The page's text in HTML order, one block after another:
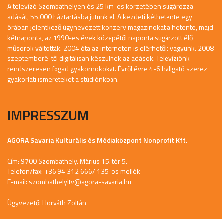
A televízó Szombathelyen és 25 km-es körzetében sugározza
adását, 55.000 háztartásba jutunk el. A kezdeti kéthetente egy
órában jelentkező úgynevezett konzerv magazinokat a hetente, majd
kétnaponta, az 1990-es évek közepétől naponta sugárzott élő
műsorok váltották. 2004 óta az interneten is elérhetők vagyunk. 2008
szeptemberé-től digitálisan készülnek az adások. Televíziónk
rendszeresen fogad gyakornokokat. Évről évre 4-6 hallgató szerez
gyakorlati ismereteket a stúdiónkban.
IMPRESSZUM
AGORA Savaria Kulturális és Médiaközpont Nonprofit Kft.
Cím: 9700 Szombathely, Márius 15. tér 5.
Telefon/fax: +36 94 312 666/ 135-ös mellék
E-mail: szombathelyitv@agora-savaria.hu
Ügyvezető: Horváth Zoltán